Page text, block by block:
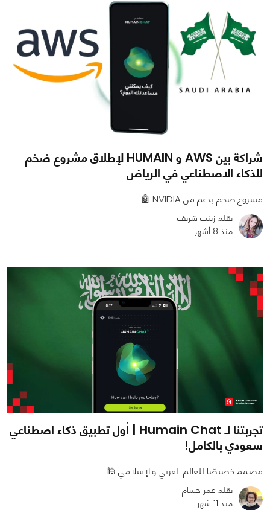
0
شراكة بين AWS و HUMAIN لإطلاق مشروع ضخم
للذكاء الاصطناعي في الرياض
مشروع ضخم بدعم من NVIDIA 🤖
بقلم زينب شريف
منذ 8 أشهر
تجربتنا لـ Humain Chat | أول تطبيق ذكاء اصطناعي
سعودي بالكامل!
مصمم خصيصًا للعالم العربي والإسلامي 🕌
بقلم عمر حسام
منذ 11 شهر